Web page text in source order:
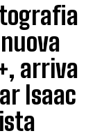
arriva
Isaac